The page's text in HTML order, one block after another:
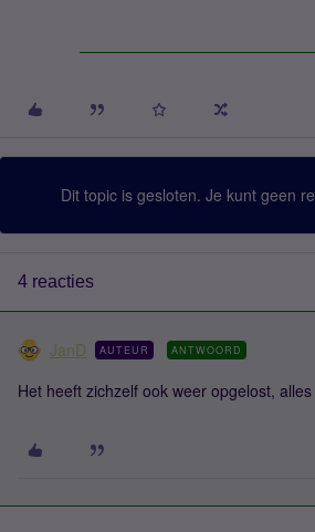
Dit topic is gesloten. Je kunt geen
4 reacties
JanD AUTEUR ANTWOORD
Het heeft zichzelf ook weer opgelost,